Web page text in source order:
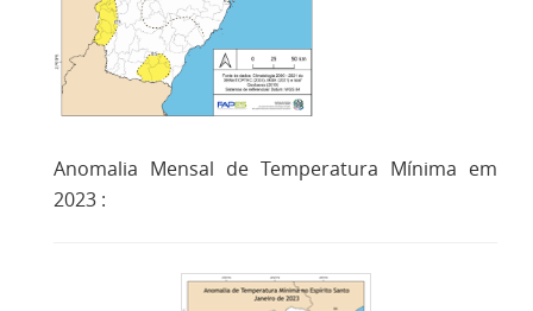
Anomalia Mensal de Temperatura Mínima em
2023 :